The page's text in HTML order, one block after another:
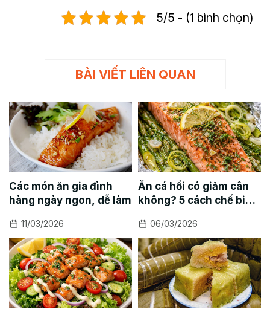
5/5 - (1 bình chọn)
BÀI VIẾT LIÊN QUAN
Các món ăn gia đình
hàng ngày ngon, dễ làm
11/03/2026
Ăn cá hồi có giảm cân
không? 5 cách chế biến
06/03/2026